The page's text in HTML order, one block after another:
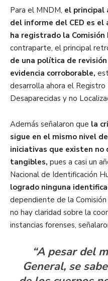
Para el MNDM, el principal
del informe del CED es
ha registrado la Comisión
contraparte, el principal
de una política de
evidencia corroborable,
desarrolla ahora el Registro
Desaparecidas y no
Además señalaron que la
sigue en el mismo nivel
iniciativas que existen no
tangibles, pues a casi un
Nacional de Identificación
logrado ninguna
dependiente de la
no hay claridad sobre la
instancias forenses,
“A pesar del
General, se